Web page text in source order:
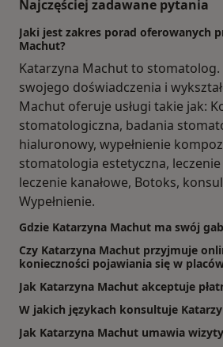
Najczęściej zadawane pytania
Jaki jest zakres porad oferowanych
Machut?
Katarzyna Machut to
swojego doświadczenia i
Machut oferuje usługi takie jak:
stomatologiczna, badania
hialuronowy, wypełnienie
stomatologia estetyczna,
leczenie kanałowe, Botoks,
Wypełnienie.
Gdzie Katarzyna Machut ma swój
Czy Katarzyna Machut przyjmuje
konieczności pojawiania się w
Jak Katarzyna Machut akceptuje
W jakich językach konsultuje
Jak Katarzyna Machut umawia